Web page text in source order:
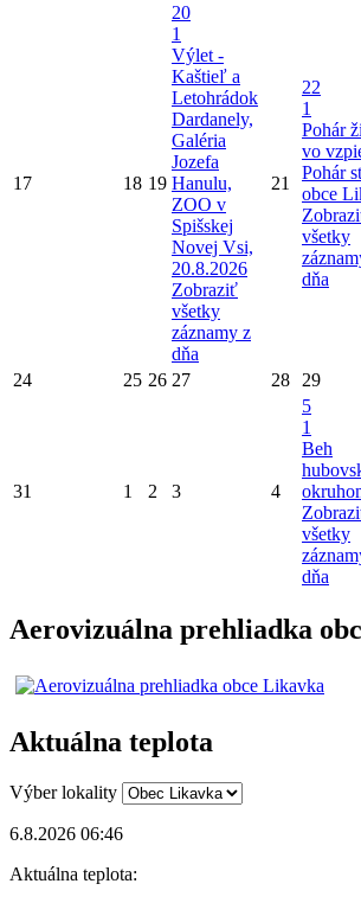
17 18 19
20
1
Výlet -
Kaštieľ a
Letohrádok
Dardanely,
Galéria
Jozefa
Hanulu,
ZOO v
Spišskej
Novej Vsi,
20.8.2026
Zobraziť
všetky
záznamy z
dňa
21
22
1
Pohár
vo
Pohár
obce
všetky
dňa
24 25 26 27 28 29
31 1 2 3 4
5
1
Beh
všetky
dňa
Aerovizuálna prehliadka
Aktuálna teplota
Výber lokality
6.8.2026 06:46
Aktuálna teplota: